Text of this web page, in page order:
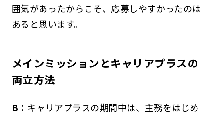
囲気があったからこそ、応募しやすかったのは
あると思います。
メインミッションとキャリアプラスの
両立方法
B： キャリアプラスの期間中は、主務をはじめ